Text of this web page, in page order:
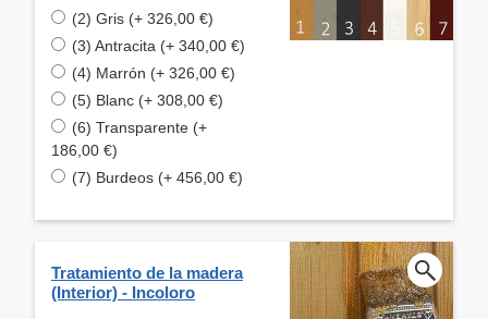
(2) Gris (+ 326,00 €)
(3) Antracita (+ 340,00 €)
(4) Marrón (+ 326,00 €)
(5) Blanc (+ 308,00 €)
(6) Transparente (+
186,00 €)
(7) Burdeos (+ 456,00 €)
Tratamiento de la madera
(Interior) - Incoloro